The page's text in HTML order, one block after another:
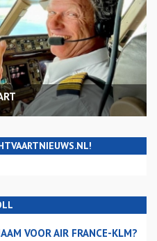
VOOR AIR FRANCE-KLM?